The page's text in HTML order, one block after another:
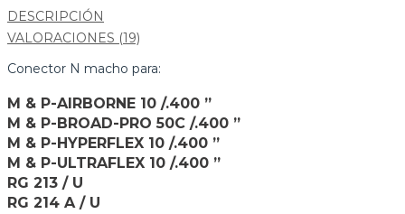
DESCRIPCIÓN
VALORACIONES (19)
Conector N macho para:
M & P-AIRBORNE 10 /.400 ”
M & P-BROAD-PRO 50C /.400 ”
M & P-HYPERFLEX 10 /.400 ”
M & P-ULTRAFLEX 10 /.400 ”
RG 213 / U
RG 214 A / U